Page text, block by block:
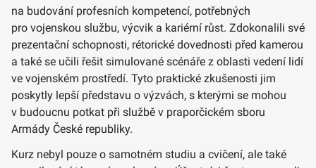
na budování profesních kompetencí, potřebných
pro vojenskou službu, výcvik a kariérní růst. Zdokonalili své
prezentační schopnosti, rétorické dovednosti před kamerou
a také se učili řešit simulované scénáře z oblasti vedení lidí
ve vojenském prostředí. Tyto praktické zkušenosti jim
poskytly lepší představu o výzvách, s kterými se mohou
v budoucnu potkat při službě v praporčickém sboru
Armády České republiky.
Kurz nebyl pouze o samotném studiu a cvičení, ale také